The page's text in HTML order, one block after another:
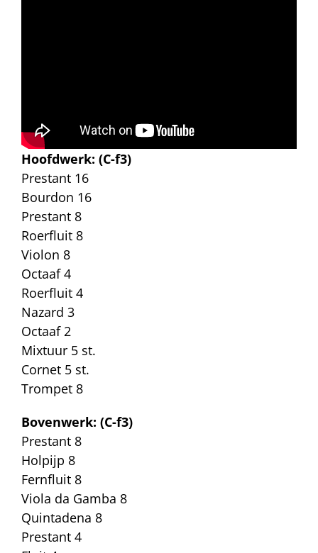
Hoofdwerk: (C-f3)
Prestant 16
Bourdon 16
Prestant 8
Roerfluit 8
Violon 8
Octaaf 4
Roerfluit 4
Nazard 3
Octaaf 2
Mixtuur 5 st.
Cornet 5 st.
Trompet 8
Bovenwerk: (C-f3)
Prestant 8
Holpijp 8
Fernfluit 8
Viola da Gamba 8
Quintadena 8
Prestant 4